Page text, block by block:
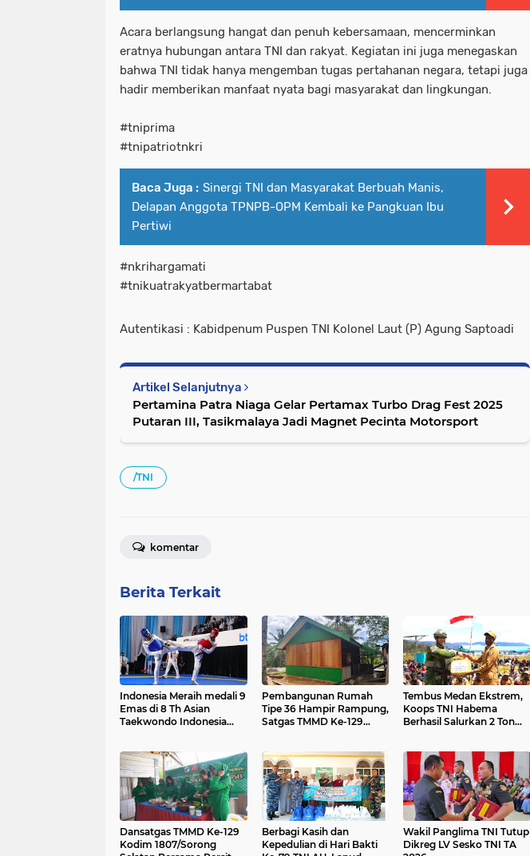
Acara berlangsung hangat dan penuh kebersamaan, mencerminkan
eratnya hubungan antara TNI dan rakyat. Kegiatan ini juga menegaskan
bahwa TNI tidak hanya mengemban tugas pertahanan negara, tetapi juga
hadir memberikan manfaat nyata bagi masyarakat dan lingkungan.
#tniprima
#tnipatriotnkri
Baca Juga : Sinergi TNI dan Masyarakat Berbuah Manis,
Delapan Anggota TPNPB-OPM Kembali ke Pangkuan Ibu
Pertiwi
#nkrihargamati
#tnikuatrakyatbermartabat
Autentikasi : Kabidpenum Puspen TNI Kolonel Laut (P) Agung Saptoadi
Artikel Selanjutnya
Pertamina Patra Niaga Gelar Pertamax Turbo Drag Fest 2025
Putaran III, Tasikmalaya Jadi Magnet Pecinta Motorsport
/TNI
komentar
Berita Terkait
Indonesia Meraih medali 9
Emas di 8 Th Asian
Taekwondo Indonesia
Pembangunan Rumah
Tipe 36 Hampir Rampung,
Satgas TMMD Ke-129
Hunian Layak bagi Warga
Tembus Medan Ekstrem,
Koops TNI Habema
Berhasil Salurkan 2 Ton
Puncak
Dansatgas TMMD Ke-129
Kodim 1807/Sorong
Berbagi Kasih dan
Kepedulian di Hari Bakti
Wakil Panglima TNI Tutup
Dikreg LV Sesko TNI TA